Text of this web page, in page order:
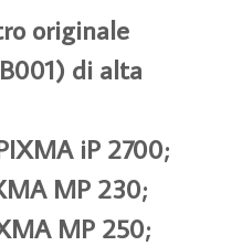
originale
di alta
iP 2700;
MP 230;
MP 250;